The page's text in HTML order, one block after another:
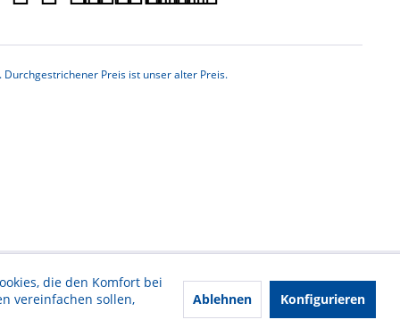
Preis ist unser alter Preis.
die den Komfort bei
vereinfachen sollen,
Ablehnen Konfigurieren